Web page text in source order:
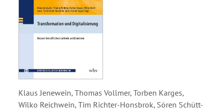
Klaus Jenewein, Thomas Vollmer, Torben Karges,
Wilko Reichwein, Tim Richter-Honsbrok, Sören Schütt-